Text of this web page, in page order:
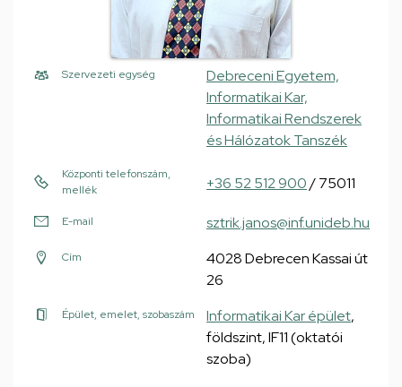
Szervezeti egység
Debreceni Egyetem,
Informatikai Kar,
Informatikai Rendszerek
és Hálózatok Tanszék
Központi telefonszám,
mellék
+36 52 512 900/ 75011
E-mail sztrik.janos@inf.unideb.hu
Cím
4028 Debrecen Kassai út
26
Épület, emelet, szobaszám Informatikai Kar épület,
földszint, IF11 (oktatói
szoba)